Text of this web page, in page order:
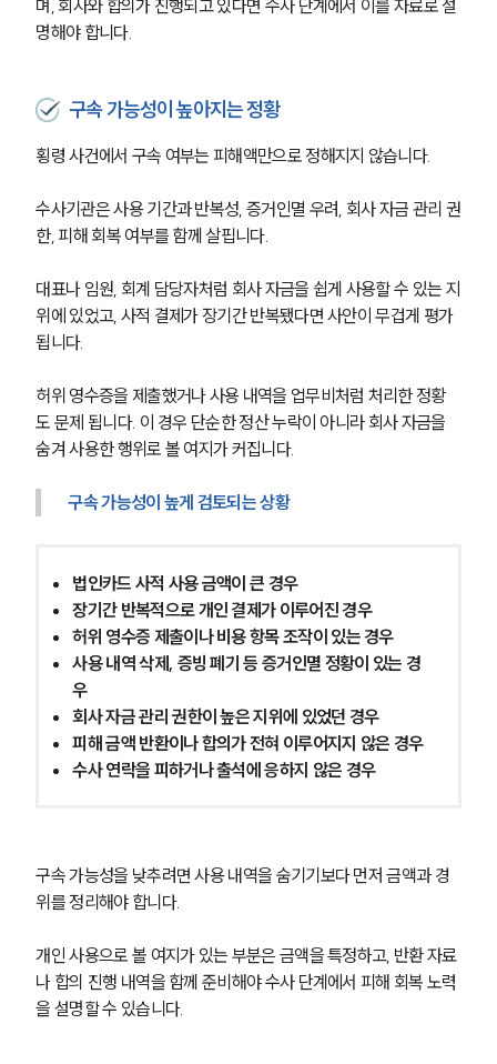
그룹소개
그룹소개
글로벌 파트너 로펌
고객의 소리
통합검색
AI대륜
업무사례
형사 주요 업무사례
사례분석/최신동향
형사그룹 업무
전체
며, 회사와 합의가 진행되고 있다면 수사 단계에서 이를 자료로 설
명해야 합니다.
구속 가능성이 높아지는 정황
횡령 사건에서 구속 여부는 피해액만으로 정해지지 않습니다.
수사기관은 사용 기간과 반복성, 증거인멸 우려, 회사 자금 관리 권
한, 피해 회복 여부를 함께 살핍니다.
대표나 임원, 회계 담당자처럼 회사 자금을 쉽게 사용할 수 있는 지
위에 있었고, 사적 결제가 장기간 반복됐다면 사안이 무겁게 평가
됩니다.
허위 영수증을 제출했거나 사용 내역을 업무비처럼 처리한 정황
도 문제 됩니다. 이 경우 단순한 정산 누락이 아니라 회사 자금을
숨겨 사용한 행위로 볼 여지가 커집니다.
구속 가능성이 높게 검토되는 상황
법인카드 사적 사용 금액이 큰 경우
장기간 반복적으로 개인 결제가 이루어진 경우
허위 영수증 제출이나 비용 항목 조작이 있는 경우
사용 내역 삭제, 증빙 폐기 등 증거인멸 정황이 있는 경
우
회사 자금 관리 권한이 높은 지위에 있었던 경우
피해 금액 반환이나 합의가 전혀 이루어지지 않은 경우
수사 연락을 피하거나 출석에 응하지 않은 경우
구속 가능성을 낮추려면 사용 내역을 숨기기보다 먼저 금액과 경
위를 정리해야 합니다.
개인 사용으로 볼 여지가 있는 부분은 금액을 특정하고, 반환 자료
나 합의 진행 내역을 함께 준비해야 수사 단계에서 피해 회복 노력
을 설명할 수 있습니다.